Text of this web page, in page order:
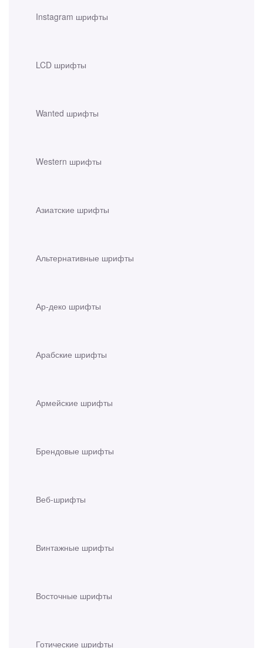
Instagram шрифты
LCD шрифты
Wanted шрифты
Western шрифты
Азиатские шрифты
Альтернативные шрифты
Ар-деко шрифты
Арабские шрифты
Армейские шрифты
Брендовые шрифты
Веб-шрифты
Винтажные шрифты
Восточные шрифты
Готические шрифты